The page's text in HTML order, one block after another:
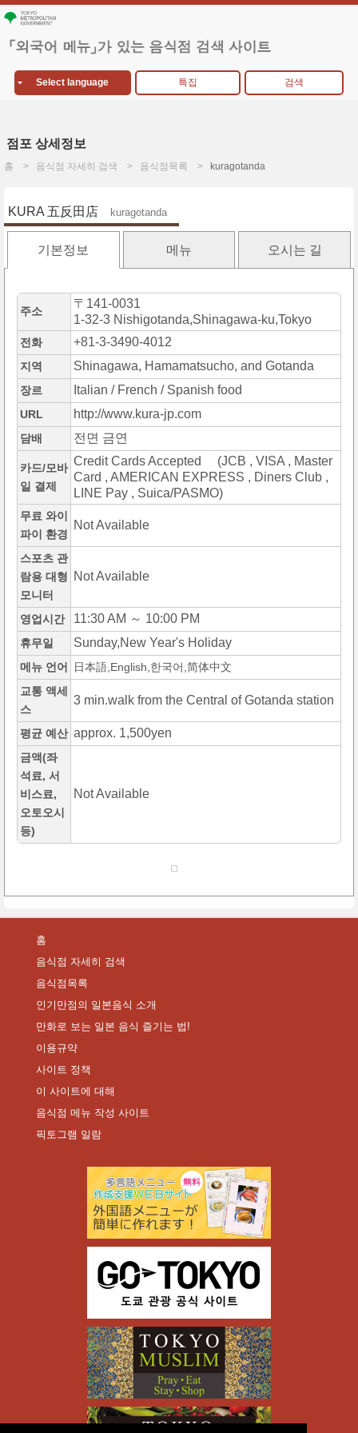
Select language 특집 검색
점포 상세정보
홈 음식점 자세히 검색 음식점목록 kuragotanda
KURA 五反田店 kuragotanda
기본정보 메뉴 오시는 길
주소
〒141-0031
1-32-3 Nishigotanda,Shinagawa-ku,Tokyo
전화 +81-3-3490-4012
지역 Shinagawa, Hamamatsucho, and Gotanda
장르 Italian / French / Spanish food
URL http://www.kura-jp.com
담배 전면 금연
카드/모바
일 결제
Credit Cards Accepted (JCB , VISA , Master
Card , AMERICAN EXPRESS , Diners Club ,
LINE Pay , Suica/PASMO)
무료 와이
파이 환경
Not Available
스포츠 관
람용 대형
모니터
Not Available
영업시간 11:30 AM ～ 10:00 PM
휴무일 Sunday,New Year's Holiday
메뉴 언어
日本語,English,한국어,简体中文
교통 액세
스
3 min.walk from the Central of Gotanda station
평균 예산 approx. 1,500yen
금액(좌
석료, 서
비스료,
오토오시
등)
Not Available
홈
음식점 자세히 검색
음식점목록
인기만점의 일본음식 소개
만화로 보는 일본 음식 즐기는 법!
이용규약
사이트 정책
이 사이트에 대해
음식점 메뉴 작성 사이트
픽토그램 일람